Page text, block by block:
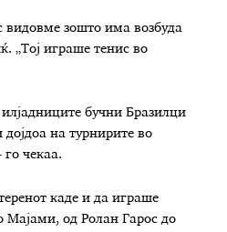
видовме зошто има возбуда
„Тој играше тенис во
бучни Бразилци
на турнирите во
го чекаа.
каде и да играше
Мајами, од Ролан Гарос до